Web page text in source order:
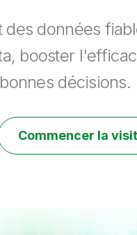
données
booster
décisions.
Commencer la